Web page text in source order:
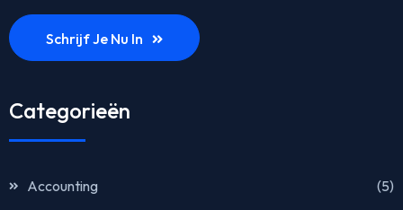
Schrijf Je Nu In
Categorieën
Accounting
(5)